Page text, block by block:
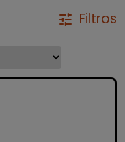
tune Filtros